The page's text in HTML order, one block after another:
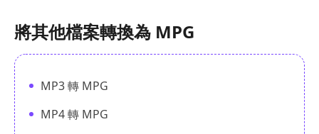
將其他檔案轉換為 MPG
MP3 轉 MPG
MP4 轉 MPG